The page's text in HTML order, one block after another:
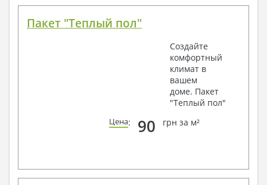
Пакет "Теплый пол"
Создайте
комфортный
климат в
вашем
доме. Пакет
"Теплый пол"
Цена: 90 грн за м²